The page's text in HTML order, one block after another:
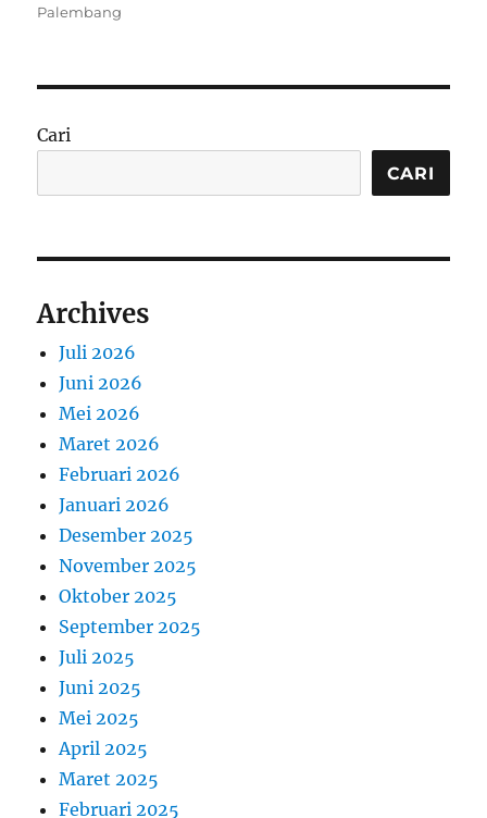
Palembang
Cari
CARI
Archives
Juli 2026
Juni 2026
Mei 2026
Maret 2026
Februari 2026
Januari 2026
Desember 2025
November 2025
Oktober 2025
September 2025
Juli 2025
Juni 2025
Mei 2025
April 2025
Maret 2025
Februari 2025